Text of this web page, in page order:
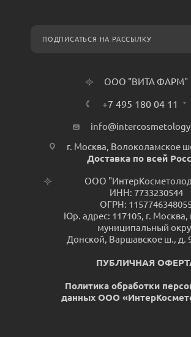
ПОДПИСАТЬСЯ НА РАССЫЛКУ
ООО "ВИТА ФАРМ"
+7 495 180 04 11
г. Москва, Волоколамское
Доставка по всей
ООО
ИНН: 7733230544
ОГРН:
Юр. адрес: 117105, г. Москва,
муниципальный
Донской, Варшавское ш., д.
ПУБЛИЧНАЯ
Политика обработки
данных ООО